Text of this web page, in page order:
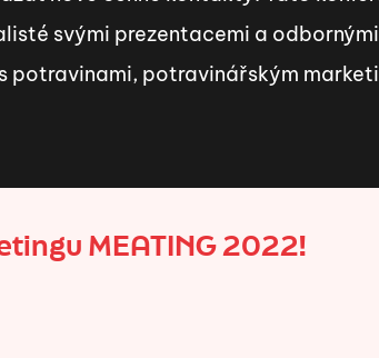
svými prezentacemi a
potravinami, potravinářským
MEATING 2022!